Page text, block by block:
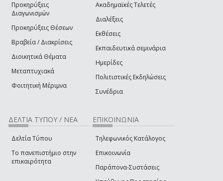
Προκηρύξεις
Διαγωνισμών
Προκηρύξεις Θέσεων
Βραβεία / Διακρίσεις
Διοικητικά Θέματα
Μεταπτυχιακά
Φοιτητική Μέριμνα
Ακαδημαϊκές Τελετές
Διαλέξεις
Εκθέσεις
Εκπαιδευτικά σεμινάρια
Ημερίδες
Πολιτιστικές Εκδηλώσεις
Συνέδρια
ΔΕΛΤΙΑ ΤΥΠΟΥ / ΝΕΑ
Δελτία Τύπου
Το πανεπιστήμιο στην
επικαιρότητα
ΕΠΙΚΟΙΝΩΝΙΑ
Τηλεφωνικός Κατάλογος
Επικοινωνία
Παράπονα-Συστάσεις